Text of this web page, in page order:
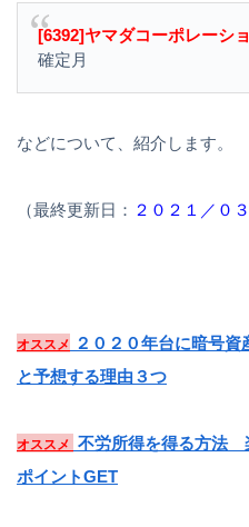
[6392]ヤマダコーポレーシ
確定月
などについて、紹介します。
（最終更新日： ２０２１／０
オススメ
２０２０年台に暗号
と予想する理由３つ
オススメ
不労所得を得る方法
ポイントGET